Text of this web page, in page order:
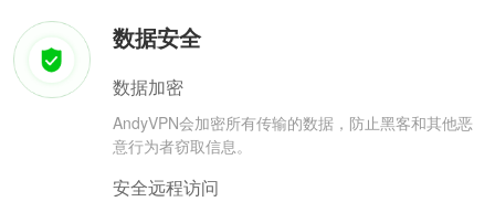
数据安全
数据加密
AndyVPN会加密所有传输的数据，防止黑客和其他恶
意行为者窃取信息。
安全远程访问